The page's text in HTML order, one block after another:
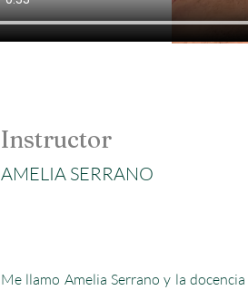
Instructor
AMELIA SERRANO
Me llamo Amelia Serrano y la